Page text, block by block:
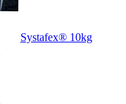
Systafex® 10kg